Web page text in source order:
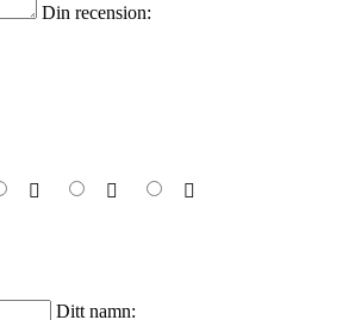
Din recension:
Ditt namn: